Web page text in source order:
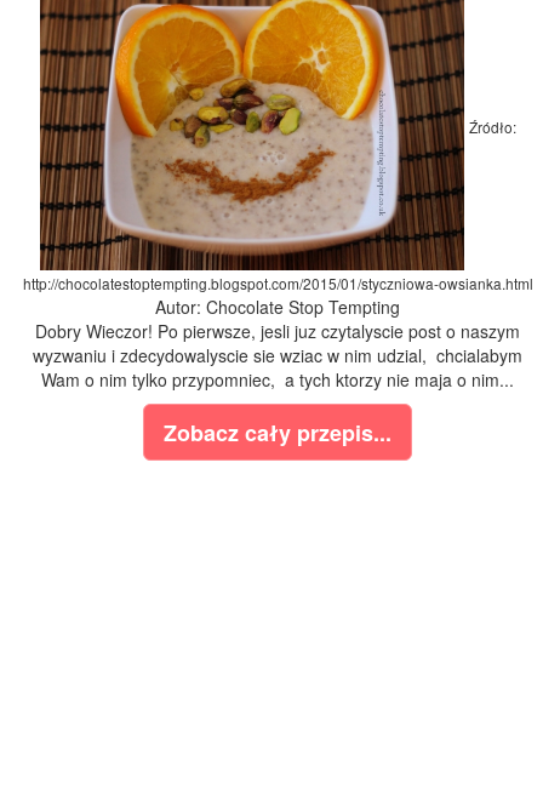
Źródło:
http://chocolatestoptempting.blogspot.com/2015/01/styczniowa-owsianka.html
Autor: Chocolate Stop Tempting
Dobry Wieczor! Po pierwsze, jesli juz czytalyscie post o naszym
wyzwaniu i zdecydowalyscie sie wziac w nim udzial, chcialabym
Wam o nim tylko przypomniec, a tych ktorzy nie maja o nim...
Zobacz cały przepis...